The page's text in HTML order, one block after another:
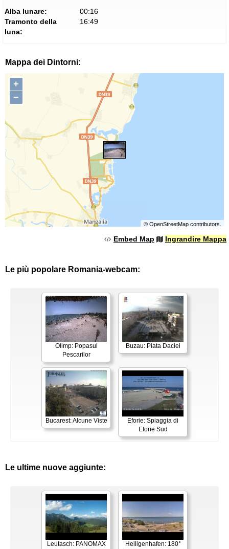
Alba lunare:
00:16
Tramonto della
luna:
16:49
Mappa dei Dintorni:
+
−
© OpenStreetMapcontributors.
Embed Map Ingrandire Mappa
Le più popolare Romania-webcam:
Olimp: Popasul
Pescarilor
Buzau: Piata Daciei
Bucarest: Alcune Viste
Eforie: Spiaggia di
Eforie Sud
Le ultime nuove aggiunte:
Leutasch: PANOMAX Heiligenhafen: 180°